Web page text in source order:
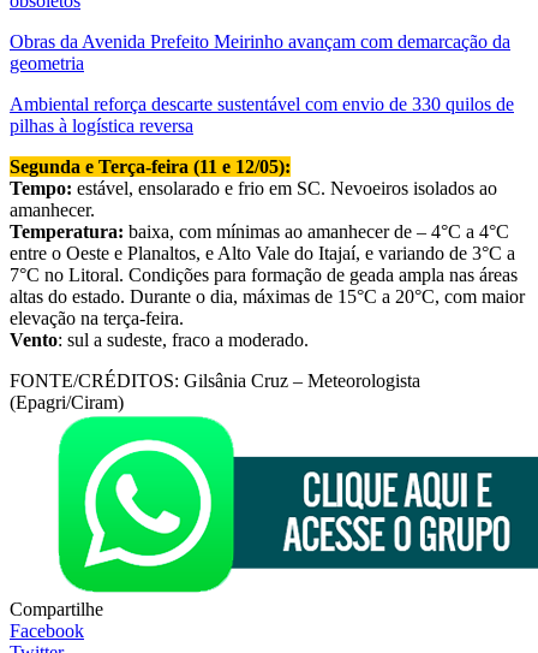
Obras da Avenida Prefeito Meirinho avançam com demarcação da
geometria
Ambiental reforça descarte sustentável com envio de 330 quilos de
pilhas à logística reversa
Segunda e Terça-feira (11 e 12/05):
Tempo: estável, ensolarado e frio em SC. Nevoeiros isolados ao
amanhecer.
Temperatura: baixa, com mínimas ao amanhecer de – 4°C a 4°C
entre o Oeste e Planaltos, e Alto Vale do Itajaí, e variando de 3°C a
7°C no Litoral. Condições para formação de geada ampla nas áreas
altas do estado. Durante o dia, máximas de 15°C a 20°C, com maior
elevação na terça-feira.
Vento: sul a sudeste, fraco a moderado.
FONTE/CRÉDITOS: Gilsânia Cruz – Meteorologista
(Epagri/Ciram)
Compartilhe
Facebook